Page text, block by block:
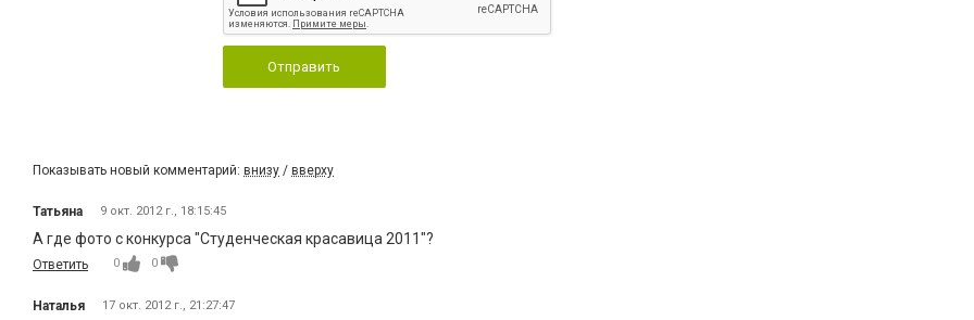
Отправить
Показывать новый комментарий: внизу / вверху
Татьяна 9 окт. 2012 г., 18:15:45
А где фото с конкурса "Студенческая красавица 2011"?
Ответить 0 0
Наталья 17 окт. 2012 г., 21:27:47